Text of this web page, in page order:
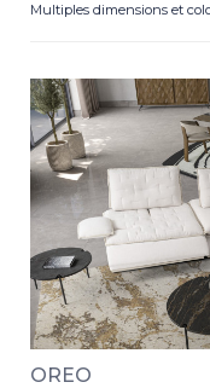
Multiples dimensions et
OREO